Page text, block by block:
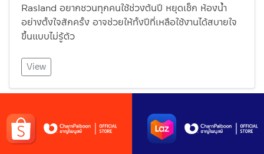
Rasland อยากชวนทุกคนใช้ช่วงต้นปี หยุดเช็ก ห้องน้ำ
อย่างตั้งใจสักครั้ง อาจช่วยให้ทั้งปีที่เหลือใช้งานได้สบายใจ
ขึ้นแบบไม่รู้ตัว
View